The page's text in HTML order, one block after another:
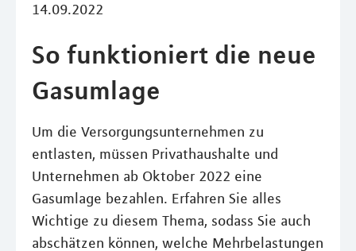
14.09.2022
So funktioniert die neue
Gasumlage
Um die Versorgungsunternehmen zu
entlasten, müssen Privathaushalte und
Unternehmen ab Oktober 2022 eine
Gasumlage bezahlen. Erfahren Sie alles
Wichtige zu diesem Thema, sodass Sie auch
abschätzen können, welche Mehrbelastungen